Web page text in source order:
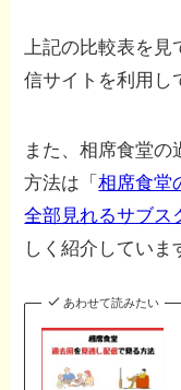
上記の比較表を
信サイトを利用し
また、相席食堂の
方法は「相席食堂
全部見れるサブス
しく紹介していま
あわせて読みたい